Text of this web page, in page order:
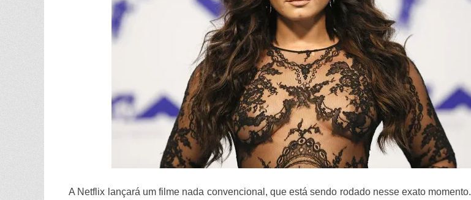
A Netflix lançará um filme nada convencional, que está sendo rodado nesse exato momento.